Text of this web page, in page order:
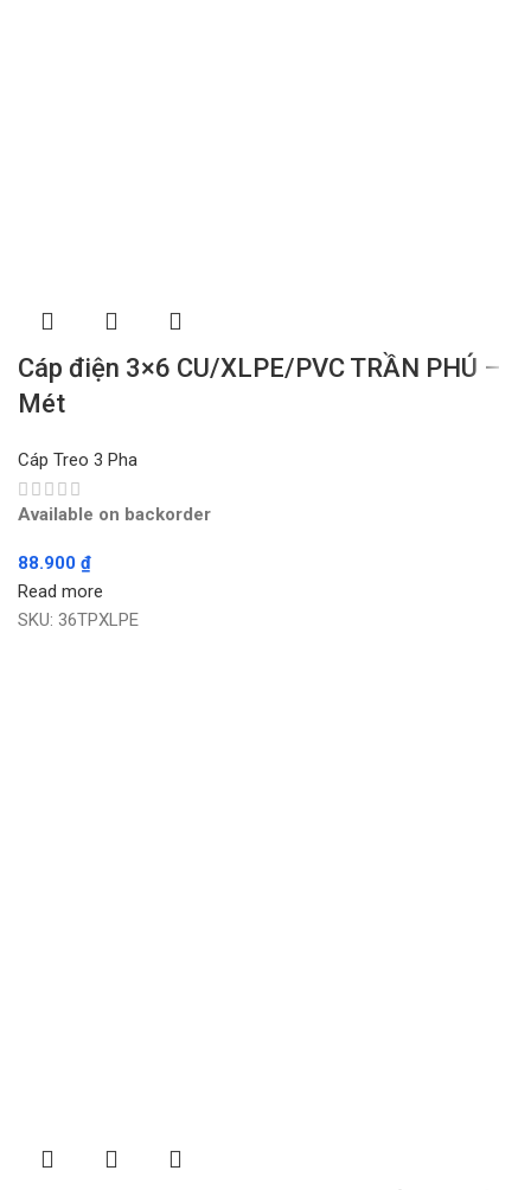
Cáp điện 3×6 CU/XLPE/PVC TRẦN PHÚ –
Mét
Cáp Treo 3 Pha
Available on backorder
88.900 ₫
Read more
SKU: 36TPXLPE